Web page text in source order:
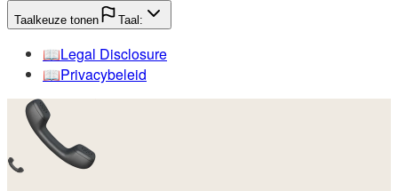
Taalkeuze tonen Taal:
📖️Legal Disclosure
📖️Privacybeleid
📞